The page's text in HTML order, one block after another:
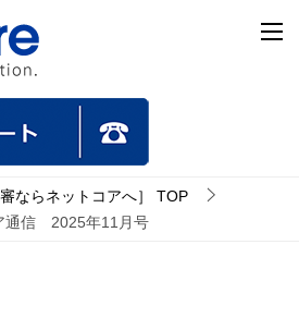
ならネットコアへ］
TOP
通信 2025年11月号